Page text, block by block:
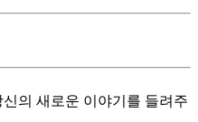
신의 새로운 이야기를 들려주